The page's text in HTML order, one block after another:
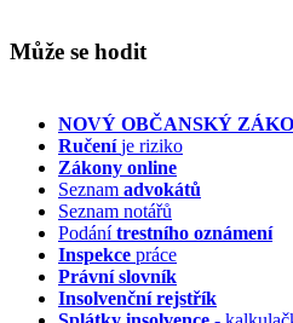
Může se hodit
NOVÝ OBČANSKÝ
Ručeníje riziko
Zákony online
Seznam advokátů
Seznam notářů
Podánítrestního oznámení
Inspekce práce
Právní slovník
Insolvenčnírejstřík